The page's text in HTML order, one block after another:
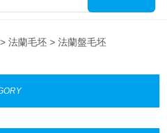
>法蘭毛坯 > 法蘭盤毛坯